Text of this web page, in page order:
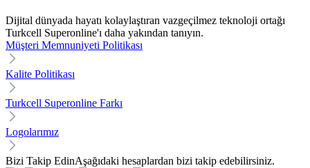
Dijital dünyada hayatı kolaylaştıran vazgeçilmez teknoloji ortağı
Turkcell Superonline'ı daha yakından tanıyın.
Müşteri Memnuniyeti Politikası
Kalite Politikası
Turkcell Superonline Farkı
Logolarımız
Bizi Takip EdinAşağıdaki hesaplardan bizi takip edebilirsiniz.